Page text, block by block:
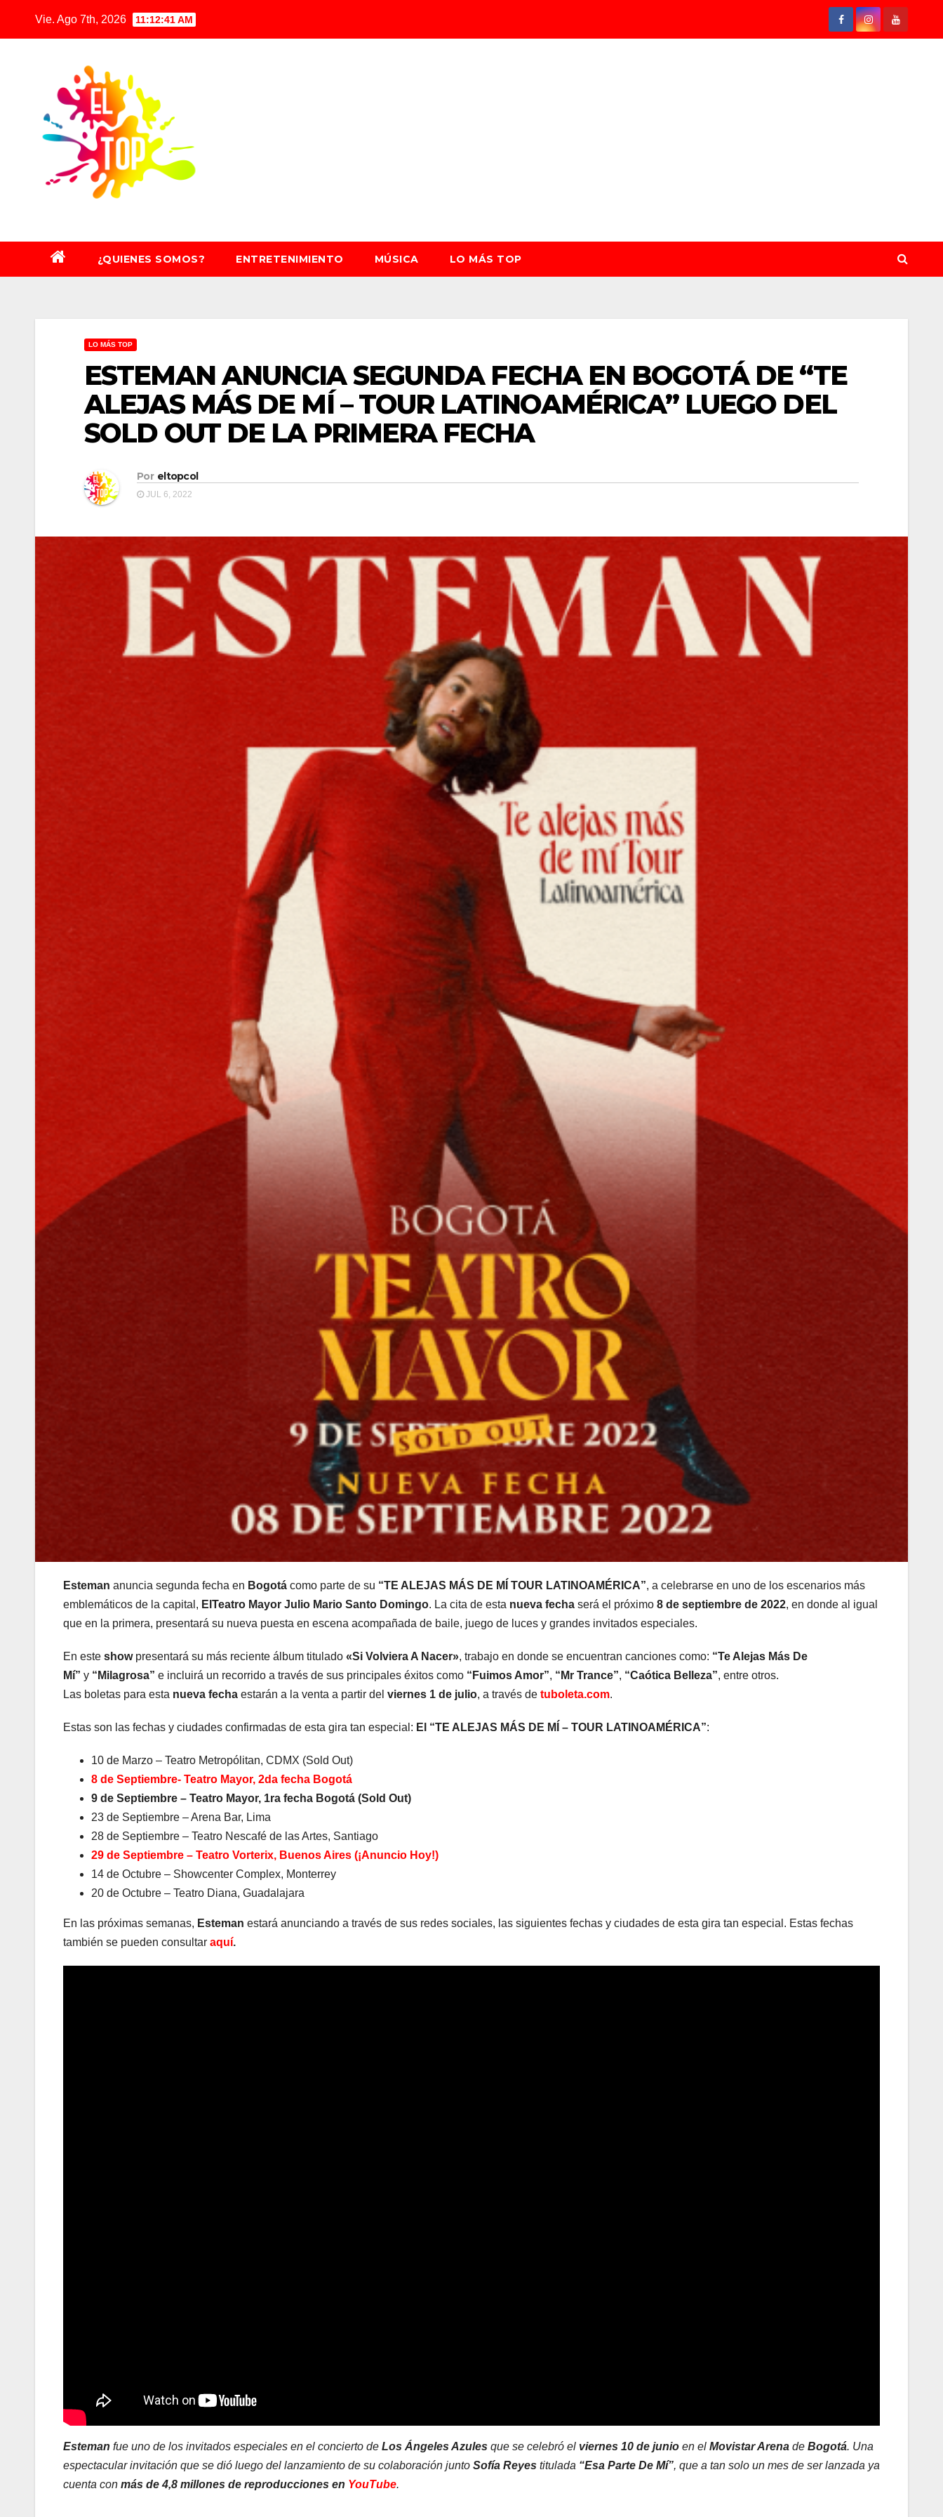
Vie. Ago 7th, 2026 11:12:43 AM
¿QUIENES SOMOS? ENTRETENIMIENTO MÚSICA LO MÁS TOP
LO MÁS TOP
ESTEMAN ANUNCIA SEGUNDA FECHA EN BOGOTÁ DE “TE
ALEJAS MÁS DE MÍ – TOUR LATINOAMÉRICA” LUEGO DEL
SOLD OUT DE LA PRIMERA FECHA
Por eltopcol
JUL 6, 2022
Esteman anuncia segunda fecha en Bogotá como parte de su “TE ALEJAS MÁS DE MÍ TOUR LATINOAMÉRICA”, a celebrarse en uno de los escenarios más
emblemáticos de la capital, El Teatro Mayor Julio Mario Santo Domingo. La cita de esta nueva fecha será el próximo 8 de septiembre de 2022, en donde al igual
que en la primera, presentará su nueva puesta en escena acompañada de baile, juego de luces y grandes invitados especiales.
En este showpresentará su más reciente álbum titulado «Si Volviera A Nacer», trabajo en donde se encuentran canciones como: “Te Alejas Más De
Mí” y “Milagrosa” e incluirá un recorrido a través de sus principales éxitos como “Fuimos Amor”, “Mr Trance”, “Caótica Belleza”, entre otros.
Las boletas para esta nueva fecha estarán a la venta a partir del viernes 1 de julio, a través de tu boleta.com.
Estas son las fechas y ciudades confirmadas de esta gira tan especial: El “TE ALEJAS MÁS DE MÍ – TOUR LATINOAMÉRICA”:
10 de Marzo – Teatro Metropólitan, CDMX (Sold Out)
8 de Septiembre- Teatro Mayor, 2da fecha Bogotá
9 de Septiembre – Teatro Mayor, 1ra fecha Bogotá (Sold Out)
23 de Septiembre – Arena Bar, Lima
28 de Septiembre – Teatro Nescafé de las Artes, Santiago
29 de Septiembre – Teatro Vorterix, Buenos Aires (¡Anuncio Hoy!)
14 de Octubre – Showcenter Complex, Monterrey
20 de Octubre – Teatro Diana, Guadalajara
En las próximas semanas, Esteman estará anunciando a través de sus redes sociales, las siguientes fechas y ciudades de esta gira tan especial. Estas fechas
también se pueden consultar aquí.
Esteman fue uno de los invitados especiales en el concierto de Los Ángeles Azules que se celebró el viernes 10 de junio en el Movistar Arena de Bogotá. Una
espectacular invitación que se dió luego del lanzamiento de su colaboración junto Sofía Reyes titulada “Esa Parte De Mí”, que a tan solo un mes de ser lanzada ya
cuenta con más de 4,8 millones de reproducciones en YouTube.